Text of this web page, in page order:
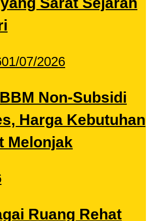
01/07/2026
Non-Subsidi
Harga Kebutuhan
Melonjak
Ruang Rehat